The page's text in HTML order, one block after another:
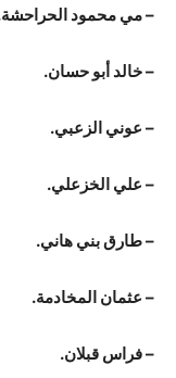
– مي محمود
– خالد أبو حسان.
– عوني الزعبي.
– علي الخزعلي.
– طارق بني هاني.
– عثمان المخادمة.
– فراس قبلان.